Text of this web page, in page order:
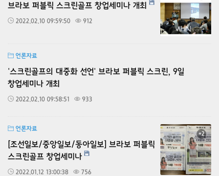
브라보 퍼블릭 스크린골프 창업세미나 개최
2022.02.10 09:59:50 912
언론자료
'스크린골프의 대중화 선언' 브라보 퍼블릭 스크린, 9일
창업세미나 개최
2022.02.10 09:58:51 933
언론자료
[조선일보/중앙일보/동아일보] 브라보 퍼블릭
스크린골프 창업세미나
2022.01.12 13:00:38 756
+2